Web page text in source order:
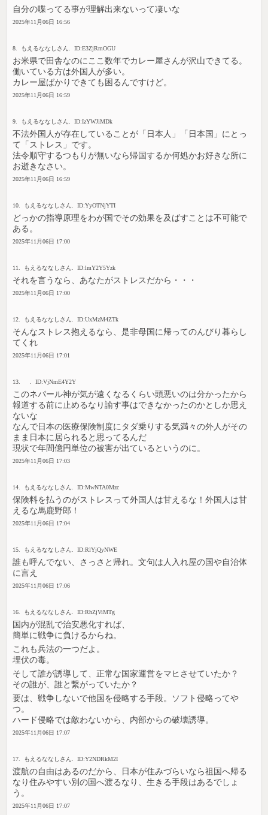
自分の喋ってる事が理解出来ないって凄いな
2025年11月06日 16:56
8. もえるななしさん. ID:E3ZjRmOGU
お米県で田舎なのにここ数年でカレー屋さんが沢山できてる。
働いている方は外国人が多い。
カレー屋ばかりできても困るんですけど。
2025年11月06日 16:59
9. もえるななしさん. ID:IzYWJiMDk
不法外国人が存在していることが「日本人」「日本国」にとっ
て「ストレス」です。
法令順守するつもりが無いなら帰国するか何処かお好きな所に
お逝きなさい。
2025年11月06日 16:59
10. もえるななしさん. ID:YyOTNjYTI
どっかの指導原理をわが国でその効果を及ばすことは不可能で
ある。
2025年11月06日 17:00
11. もえるななしさん. ID:lmY2Y5Yzk
それを言うなら、あなたがストレスだから・・・
2025年11月06日 17:00
12. もえるななしさん. ID:UxMzM4ZTk
そんなストレス抱えるなら、是非母国に帰ってのんびり暮らし
てくれ
2025年11月06日 17:01
13. . ID:VjNmE4Y2Y
このネパール神が気が遠くなるくらい頭悪いのは分かったから
報道する前に止めるなり諭す事はできなかったのかとしか思え
ないな
なんで日本の医療保険制度にタダ乗りする気満々の外人がその
まま日本に居られると思ってるんだ
現状で年間億円単位の被害が出ているというのに。
2025年11月06日 17:03
14. もえるななしさん. ID:MwNTA0Mzc
保険料を払うのがストレスって外国人は甘えるな！外国人は甘
えるな馬鹿野郎！
2025年11月06日 17:04
15. もえるななしさん. ID:RlYjQyNWE
誰も呼んでない、さっさと帰れ。文句は人入れ屋の国や自治体
に言え
2025年11月06日 17:06
16. もえるななしさん. ID:RhZjViMTg
国内が混乱で治安悪化すれば、
簡単に戦争に負けるからね。
これも兵法の一つだよ。
埋伏の毒。
そして誰が誘導して、正常な国家運営をマヒさせていたか？
その誰が、誰と繋がっていたか？
要は、戦争しないで他国を侵略する手段。ソフト侵略ってや
つ。
ハード侵略では敵わないから、内部からの破壊誘導。
2025年11月06日 17:07
17. もえるななしさん. ID:Y2NDRkM2I
渡航の自由はあるのだから、日本が住みづらいなら祖国へ帰る
なり住みやすい別の国へ渡るなり、生きる手段はあるでしょ
う。
2025年11月06日 17:07